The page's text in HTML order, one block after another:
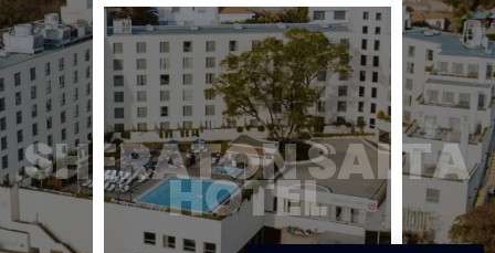
SHERATON SALTA
HOTEL